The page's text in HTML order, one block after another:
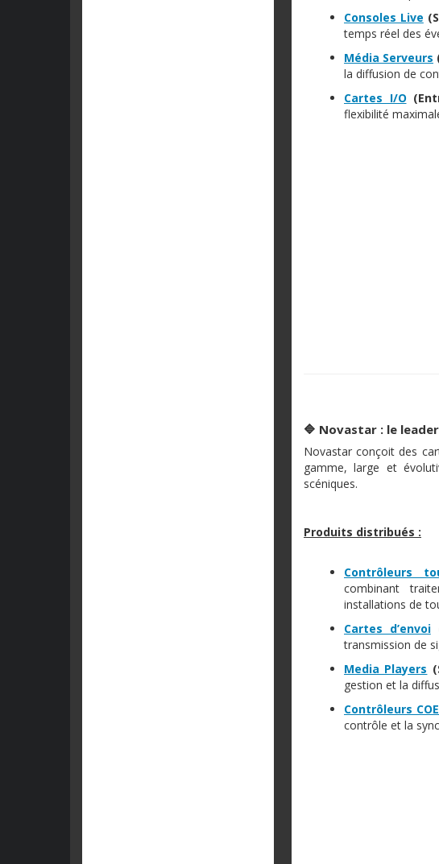
Consoles Live
temps réel des
Média Serveurs
la diffusion de
Cartes I/O
flexibilité
🔷 Novastar : le
Novastar conçoit des
gamme, large et
scéniques.​
Produits distribués :
Contrôleurs
combinant
installations de
Cartes d’envoi
transmission de
Media Players
gestion et la
Contrôleurs
contrôle et la